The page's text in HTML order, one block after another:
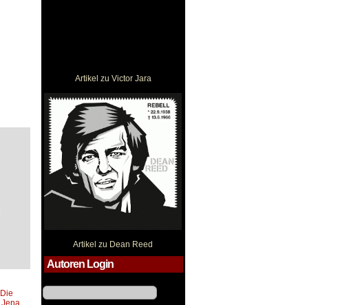
Die
Artikel zu Victor Jara
Artikel zu Dean Reed
Autoren Login